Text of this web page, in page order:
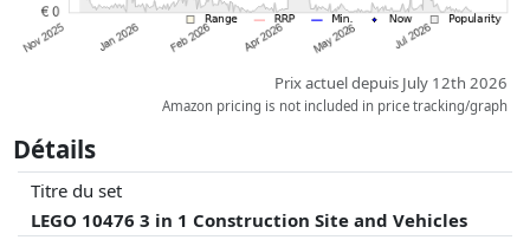
Prix actuel depuis July 12th 2026
Amazon pricing is not included in price tracking/graph
Détails
Titre du set
LEGO 10476 3 in 1 Construction Site and Vehicles